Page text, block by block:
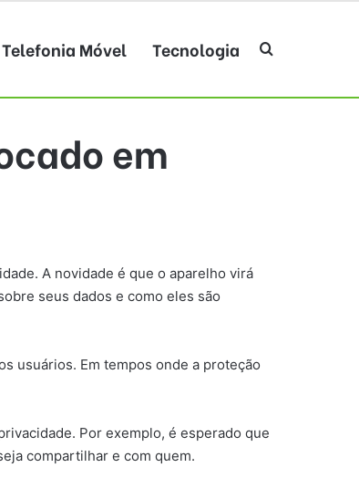
Telefonia Móvel Tecnologia Procurar por
em
A novidade é que o aparelho virá
seus dados e como eles são
usuários. Em tempos onde a proteção
Por exemplo, é esperado que
compartilhar e com quem.